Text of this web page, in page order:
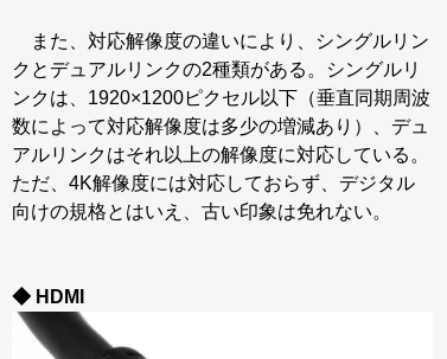
また、対応解像度の違いにより、シングルリン
クとデュアルリンクの2種類がある。シングルリ
ンクは、1920×1200ピクセル以下（垂直同期周波
数によって対応解像度は多少の増減あり）、デュ
アルリンクはそれ以上の解像度に対応している。
ただ、4K解像度には対応しておらず、デジタル
向けの規格とはいえ、古い印象は免れない。
◆ HDMI